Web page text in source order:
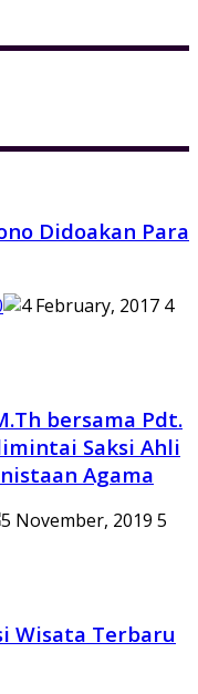
Didoakan Para
4
bersama Pdt.
Saksi Ahli
Agama
5
Wisata Terbaru